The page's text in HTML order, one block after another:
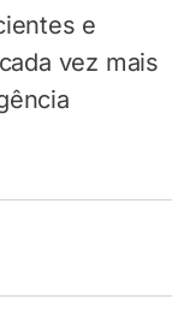
e
vez mais